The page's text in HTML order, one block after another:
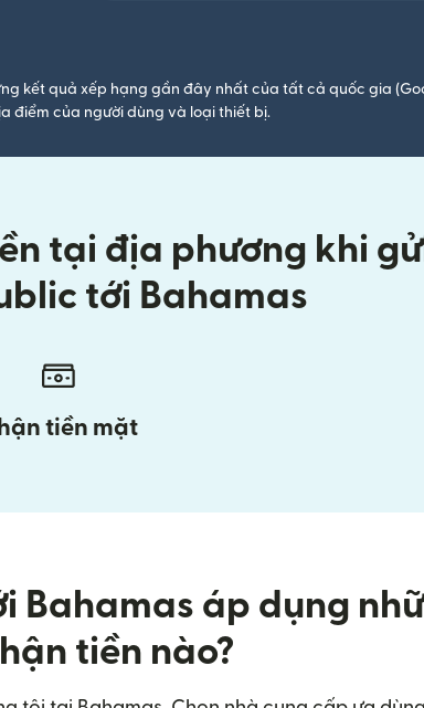
kết quả xếp hạng gần đây nhất của tất cả quốc gia
điểm của người dùng và loại thiết bị.
tại địa phương khi
tới Bahamas
tiền mặt
Bahamas áp dụng
tiền nào?